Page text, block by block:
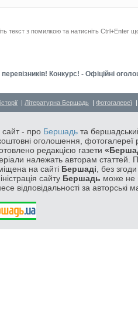
текст з помилкою та натисніть Ctrl+Enter
Конкурс! - Офіційні
| Літературна Бершадь | Фотогалереї
- про Бершадь та
оголошення, фотогалереї
редакцією газети
належать авторам статтей.
на сайті Бершаді , без
сайту Бершадь може не
відповідальності за авторські